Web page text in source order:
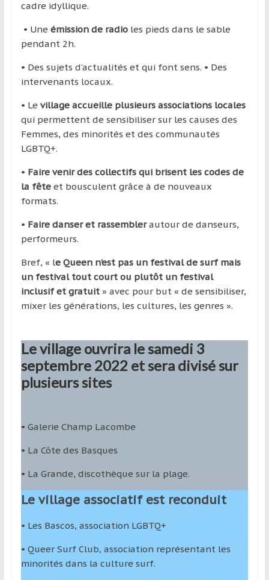
cadre idyllique.
• Une émission de radio les pieds dans le sable
pendant 2h.
• Des sujets d’actualités et qui font sens. • Des
intervenants locaux.
• Le village accueille plusieurs associations locales
qui permettent de sensibiliser sur les causes des
Femmes, des minorités et des communautés
LGBTQ+.
• Faire venir des collectifs qui brisent les codes de
la fêteet bousculent grâce à de nouveaux
formats.
• Faire danser et rassemblerautour de danseurs,
performeurs.
Bref, « le Queen n’est pas un festival de surf mais
un festival tout court ou plutôt un festival
inclusif et gratuit » avec pour but « de sensibiliser,
mixer les générations, les cultures, les genres ».
Le village ouvrira le samedi 3
septembre 2022 et sera divisé sur
plusieurs sites
• Galerie Champ Lacombe
• La Côte des Basques
• La Grande, discothèque sur la plage.
Le village associatif est reconduit
• Les Bascos, association LGBTQ+
• Queer Surf Club, association représentant les
minorités dans la culture surf.